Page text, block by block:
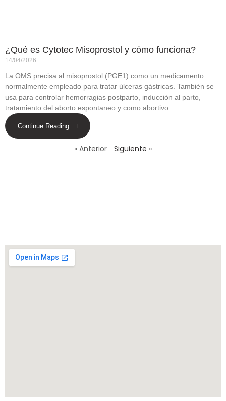
¿Qué es Cytotec Misoprostol y cómo funciona?
14/04/2026
La OMS precisa al misoprostol (PGE1) como un medicamento
normalmente empleado para tratar úlceras gástricas. También se
usa para controlar hemorragias postparto, inducción al parto,
tratamiento del aborto espontaneo y como abortivo.
Continue Reading
« Anterior Siguiente »